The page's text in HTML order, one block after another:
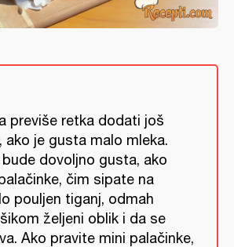
previše retka dodati još
ako je gusta malo mleka.
dovoljno gusta, ako
čim sipate na
pouljen tiganj, odmah
željeni oblik i da se
Ako pravite mini palačinke,